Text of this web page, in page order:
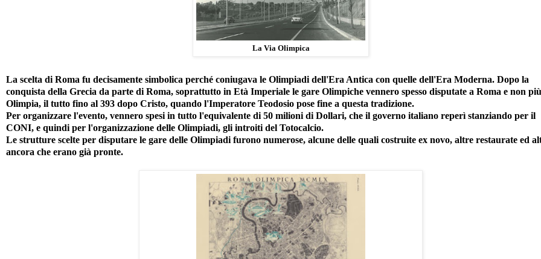
La Via Olimpica
La scelta di Roma fu decisamente simbolica perché coniugava le Olimpiadi dell'Era Antica con quelle dell'Era Moderna. Dopo la
conquista della Grecia da parte di Roma, soprattutto in Età Imperiale le gare Olimpiche vennero spesso disputate a Roma e non
Olimpia, il tutto fino al 393 dopo Cristo, quando l'Imperatore Teodosio pose fine a questa tradizione.
Per organizzare l'evento, vennero spesi in tutto l'equivalente di 50 milioni di Dollari, che il governo italiano reperì stanziando per il
CONI, e quindi per l'organizzazione delle Olimpiadi, gli introiti del Totocalcio.
Le strutture scelte per disputare le gare delle Olimpiadi furono numerose, alcune delle quali costruite ex novo, altre restaurate ed
ancora che erano già pronte.